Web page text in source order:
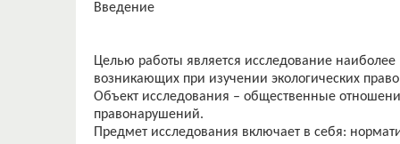
Введение
Целью работы является исследование
возникающих при изучении экологических
Объект исследования – общественные
правонарушений.
Предмет исследования включает в себя: